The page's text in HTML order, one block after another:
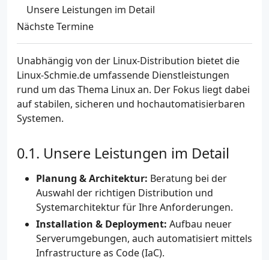
Unsere Leistungen im Detail
Nächste Termine
Unabhängig von der Linux-Distribution bietet die
Linux-Schmie.de umfassende Dienstleistungen
rund um das Thema Linux an. Der Fokus liegt dabei
auf stabilen, sicheren und hochautomatisierbaren
Systemen.
Unsere Leistungen im Detail
Planung & Architektur: Beratung bei der
Auswahl der richtigen Distribution und
Systemarchitektur für Ihre Anforderungen.
Installation & Deployment: Aufbau neuer
Serverumgebungen, auch automatisiert mittels
Infrastructure as Code (IaC).